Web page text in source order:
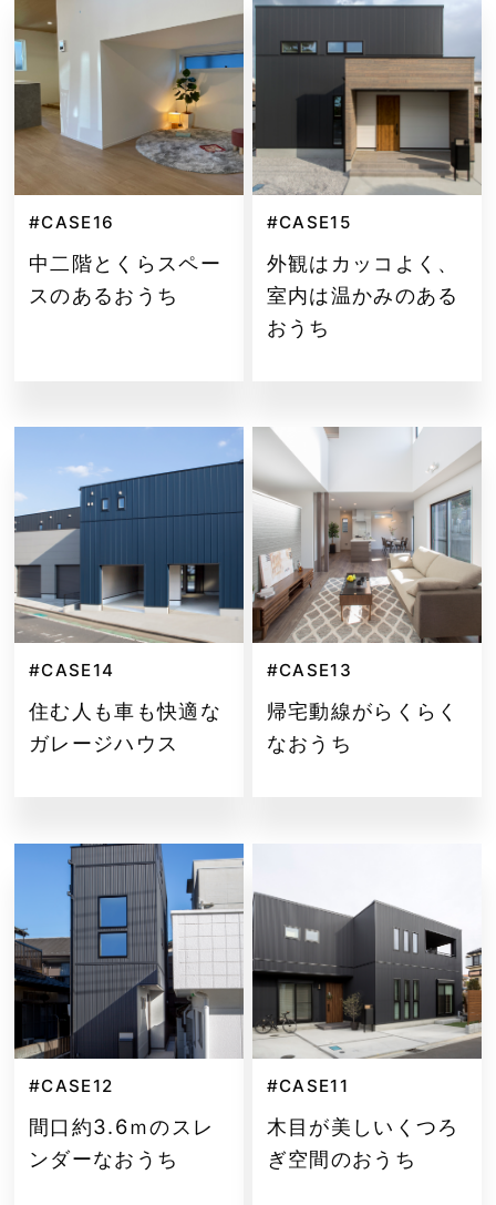
#CASE16
中二階とくらスペー
スのあるおうち
#CASE15
外観はカッコよく、
室内は温かみのある
おうち
#CASE14
住む人も車も快適な
ガレージハウス
#CASE13
帰宅動線がらくらく
なおうち
#CASE12
間口約3.6ｍのスレ
ンダーなおうち
#CASE11
木目が美しいくつろ
ぎ空間のおうち